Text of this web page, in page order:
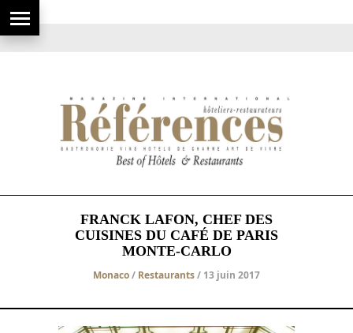
FRANCK LAFON, CHEF DES
CUISINES DU CAFÉ DE PARIS
MONTE-CARLO
Monaco/ Restaurants/ 13 juin 2017